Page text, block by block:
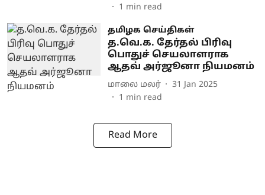
1 min read
தமிழக செய்திகள்
த.வெ.க. தேர்தல் பிரிவு
பொதுச் செயலாளராக
ஆதவ் அர்ஜூனா நியமனம்
மாலை மலர்
31 Jan 2025
1 min read
Read More